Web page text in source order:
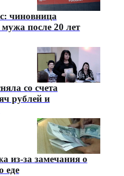
чиновница
после 20 лет
со счета
рублей и
из-за замечания о
еде